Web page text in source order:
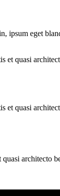
ipsum eget
et quasi
et quasi
architecto